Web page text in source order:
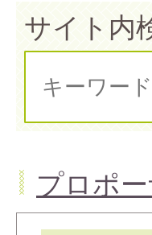
サイト内
プロポ